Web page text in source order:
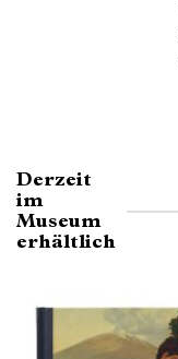
Derzeit
im
Museum
erhältlich